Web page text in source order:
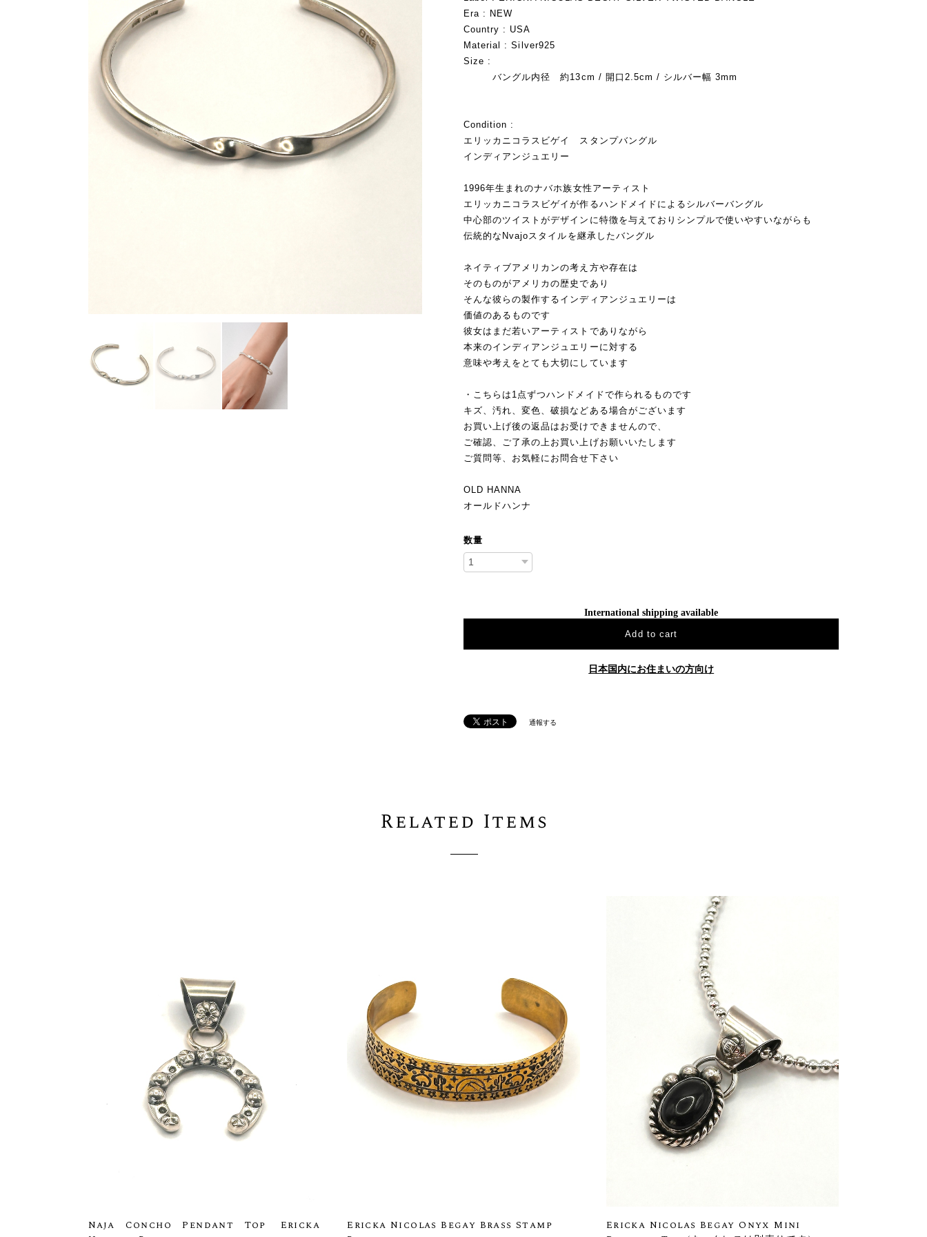
Era : NEW
Country : USA
Material : Silver925
Size :
バングル内径 約13cm / 開口2.5cm / シルバー幅 3mm
Condition :
エリッカニコラスビゲイ スタンプバングル
インディアンジュエリー
1996年生まれのナバホ族女性アーティスト
エリッカニコラスビゲイが作るハンドメイドによるシルバーバングル
中心部のツイストがデザインに特徴を与えておりシンプルで使いやすいながらも
伝統的なNvajoスタイルを継承したバングル
ネイティブアメリカンの考え方や存在は
そのものがアメリカの歴史であり
そんな彼らの製作するインディアンジュエリーは
価値のあるものです
彼女はまだ若いアーティストでありながら
本来のインディアンジュエリーに対する
意味や考えをとても大切にしています
・こちらは1点ずつハンドメイドで作られるものです
キズ、汚れ、変色、破損などある場合がございます
お買い上げ後の返品はお受けできませんので、
ご確認、ご了承の上お買い上げお願いいたします
ご質問等、お気軽にお問合せ下さい
OLD HANNA
オールドハンナ
数量
International shipping available
Add to cart
日本国内にお住まいの方向け
通報する
Related Items
Naja Concho Pendant Top Ericka
Ericka Nicolas Begay Brass Stamp
Ericka Nicolas Begay Onyx Mini